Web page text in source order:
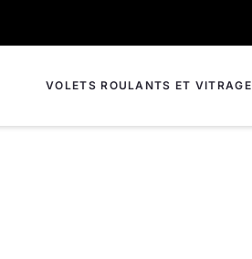
VOLETS ROULANTS ET VITRAGE